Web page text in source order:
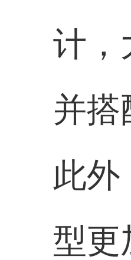
计，
并搭
此
型更